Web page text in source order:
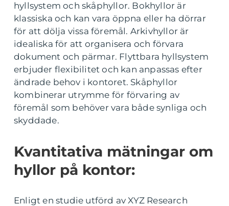
hyllsystem och skåphyllor. Bokhyllor är
klassiska och kan vara öppna eller ha dörrar
för att dölja vissa föremål. Arkivhyllor är
idealiska för att organisera och förvara
dokument och pärmar. Flyttbara hyllsystem
erbjuder flexibilitet och kan anpassas efter
ändrade behov i kontoret. Skåphyllor
kombinerar utrymme för förvaring av
föremål som behöver vara både synliga och
skyddade.
Kvantitativa mätningar om
hyllor på kontor:
Enligt en studie utförd av XYZ Research